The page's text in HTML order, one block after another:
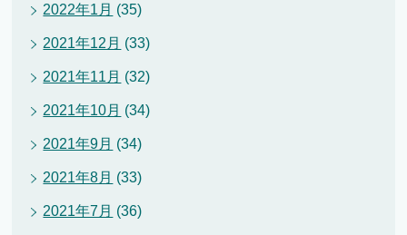
2022年1月 (35)
2021年12月 (33)
2021年11月 (32)
2021年10月 (34)
2021年9月 (34)
2021年8月 (33)
2021年7月 (36)